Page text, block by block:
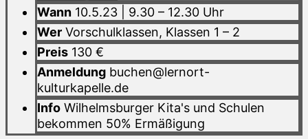
Wann 10.5.23 | 9.30 – 12.30 Uhr
Wer Vorschulklassen, Klassen 1 – 2
Preis 130 €
Anmeldung buchen@lernort-
kulturkapelle.de
Info Wilhelmsburger Kita's und Schulen
bekommen 50% Ermäßigung